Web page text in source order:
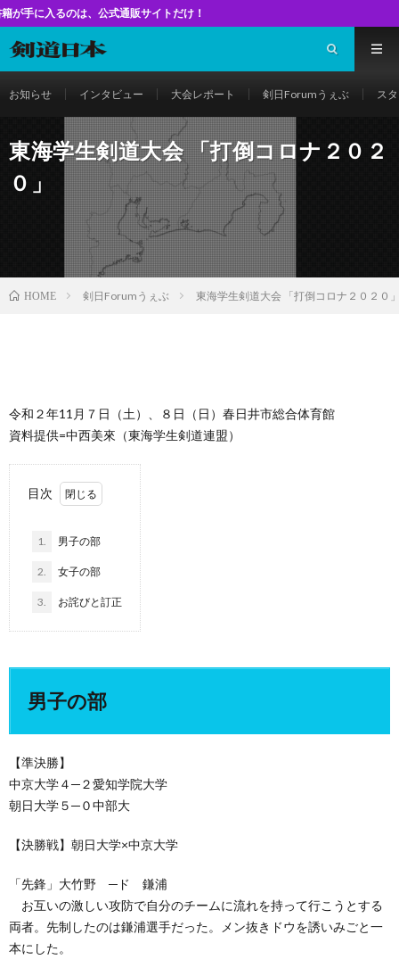
トだけ！
お知らせ インタビュー 大会レポート 剣日Forumうぇぶ ス
東海学生剣道大会 「打倒コロナ２０２
０」
HOME 剣日Forumうぇぶ 東海学生剣道大会 「打倒コロナ２０２０
令和２年11月７日（土）、８日（日）春日井市総合体育館
資料提供=中西美來（東海学生剣道連盟）
目次
1. 男子の部
2. 女子の部
3. お詫びと訂正
男子の部
【準決勝】
中京大学４─２愛知学院大学
朝日大学５─０中部大
【決勝戦】朝日大学×中京大学
「先鋒」大竹野 ─ド 鎌浦
お互いの激しい攻防で自分のチームに流れを持って行こうとする
両者。先制したのは鎌浦選手だった。メン抜きドウを誘いみごと一
本にした。